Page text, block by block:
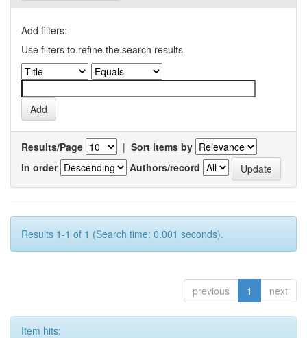
Add filters:
Use filters to refine the search results.
Results/Page | Sort items by
In order
Authors/record
Results 1-1 of 1 (Search time: 0.001 seconds).
previous 1 next
Item hits: